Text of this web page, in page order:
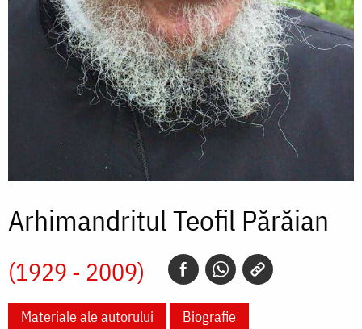
Arhimandritul Teofil Părăian
(1929 - 2009)
Materiale ale autorului
Biografie